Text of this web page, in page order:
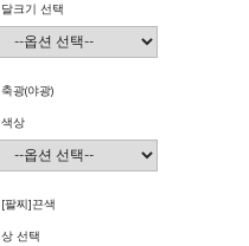
달크기 선택
축광(야광)
색상
[팔찌]끈색
상 선택